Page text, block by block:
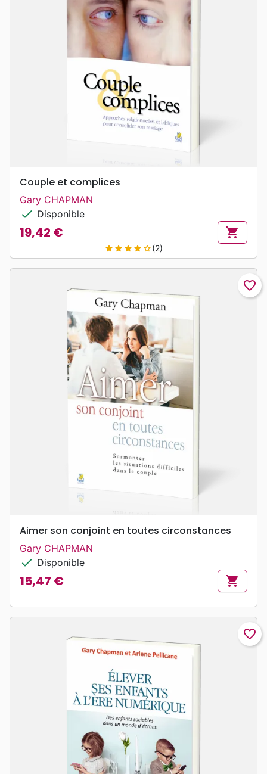
Couple et complices
Gary CHAPMAN
check Disponible
Prix
19,42 € shopping_cart
star star star star star_border(2)
favorite_border
Aimer son conjoint en toutes circonstances
Gary CHAPMAN
check Disponible
Prix
15,47 € shopping_cart
favorite_border